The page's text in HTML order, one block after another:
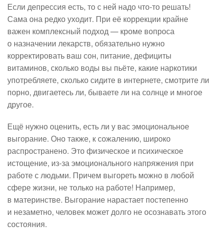
Если депрессия есть, то с ней надо что-то решать!
Сама она редко уходит. При её коррекции крайне
важен комплексный подход — кроме вопроса
о назначении лекарств, обязательно нужно
корректировать ваш сон, питание, дефициты
витаминов, сколько воды вы пьёте, какие наркотики
употребляете, сколько сидите в интернете, смотрите ли
порно, двигаетесь ли, бываете ли на солнце и многое
другое.
Ещё нужно оценить, есть ли у вас эмоциональное
выгорание. Оно также, к сожалению, широко
распространено. Это физическое и психическое
истощение, из-за эмоционального напряжения при
работе с людьми. Причем выгореть можно в любой
сфере жизни, не только на работе! Например,
в материнстве. Выгорание нарастает постепенно
и незаметно, человек может долго не осознавать этого
состояния.